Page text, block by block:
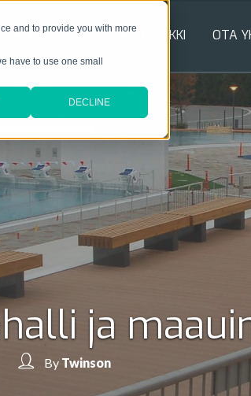
and to provide you with more
have to use one small
DECLINE
REFERENSSIT TIETOPANKKI OTA
ja
By Twinson